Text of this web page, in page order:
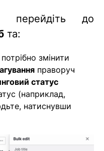
до
та:
змінити
праворуч
статус
(наприклад,
натиснувши